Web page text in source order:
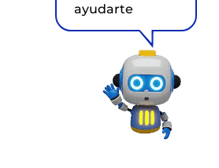
ayudarte